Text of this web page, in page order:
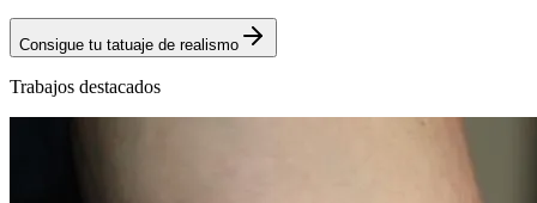
Consigue tu tatuaje de realismo
Trabajos destacados